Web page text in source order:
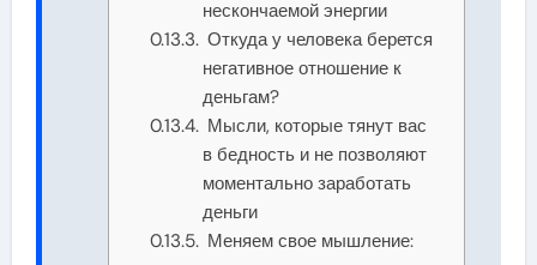
нескончаемой энергии
Откуда у человека берется
негативное отношение к
деньгам?
Мысли, которые тянут вас
в бедность и не позволяют
моментально заработать
деньги
Меняем свое мышление: